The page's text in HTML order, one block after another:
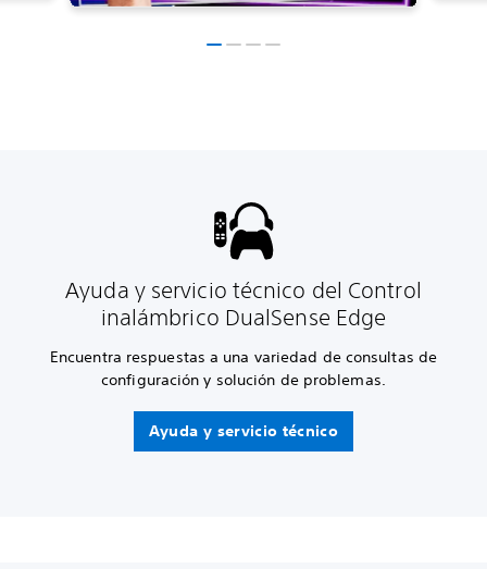
Ayuda y servicio técnico del Control
inalámbrico DualSense Edge
Encuentra respuestas a una variedad de consultas de
configuración y solución de problemas.
Ayuda y servicio técnico